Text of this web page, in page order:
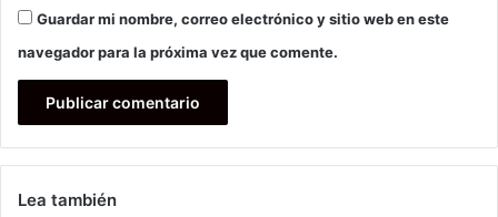
Guardar mi nombre, correo electrónico y sitio web en este
navegador para la próxima vez que comente.
Lea también